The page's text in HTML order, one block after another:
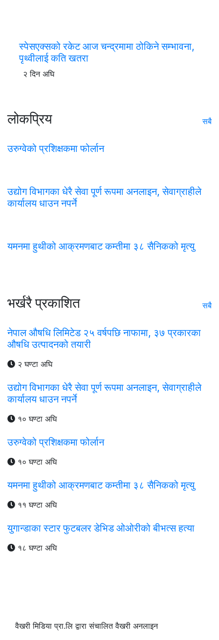
स्पेसएक्सको रकेट आज चन्द्रमामा ठोकिने सम्भावना,
पृथ्वीलाई कति खतरा
२ दिन अघि
लोकप्रिय सबै
उरुग्वेको प्रशिक्षकमा फोर्लान
उद्योग विभागका धेरै सेवा पूर्ण रूपमा अनलाइन, सेवाग्राहीले
कार्यालय धाउन नपर्ने
यमनमा हुथीको आक्रमणबाट कम्तीमा ३८ सैनिकको मृत्यु
भर्खरै प्रकाशित सबै
नेपाल औषधि लिमिटेड २५ वर्षपछि नाफामा, ३७ प्रकारका
औषधि उत्पादनको तयारी
२ घण्टा अघि
उद्योग विभागका धेरै सेवा पूर्ण रूपमा अनलाइन, सेवाग्राहीले
कार्यालय धाउन नपर्ने
१० घण्टा अघि
उरुग्वेको प्रशिक्षकमा फोर्लान
१० घण्टा अघि
यमनमा हुथीको आक्रमणबाट कम्तीमा ३८ सैनिकको मृत्यु
११ घण्टा अघि
युगान्डाका स्टार फुटबलर डेभिड ओओरीको बीभत्स हत्या
१८ घण्टा अघि
वैखरी मिडिया प्रा.लि द्वारा संचालित वैखरी अनलाइन